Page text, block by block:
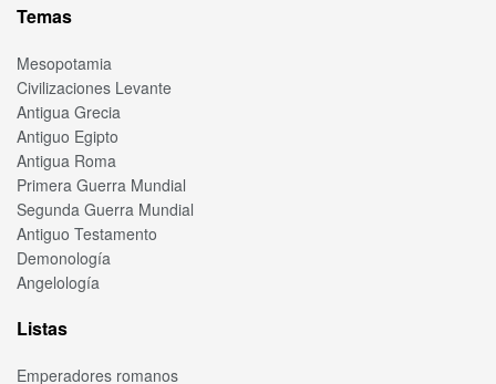
Temas
Mesopotamia
Civilizaciones Levante
Antigua Grecia
Antiguo Egipto
Antigua Roma
Primera Guerra Mundial
Segunda Guerra Mundial
Antiguo Testamento
Demonología
Angelología
Listas
Emperadores romanos